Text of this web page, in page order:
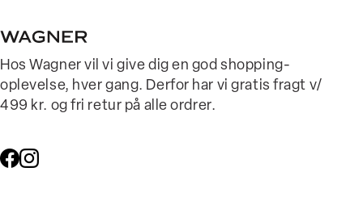
Hos Wagner vil vi give dig en god shopping-
oplevelse, hver gang. Derfor har vi gratis fragt v/
499 kr. og fri retur på alle ordrer.